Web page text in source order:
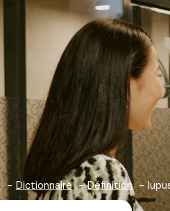
Dictionnaire Définition